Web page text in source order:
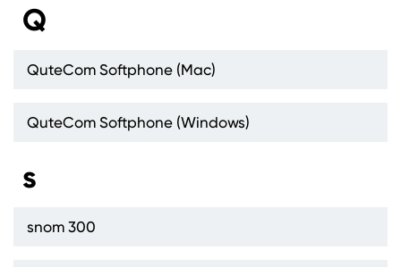
Q
QuteCom Softphone (Mac)
QuteCom Softphone (Windows)
s
snom 300